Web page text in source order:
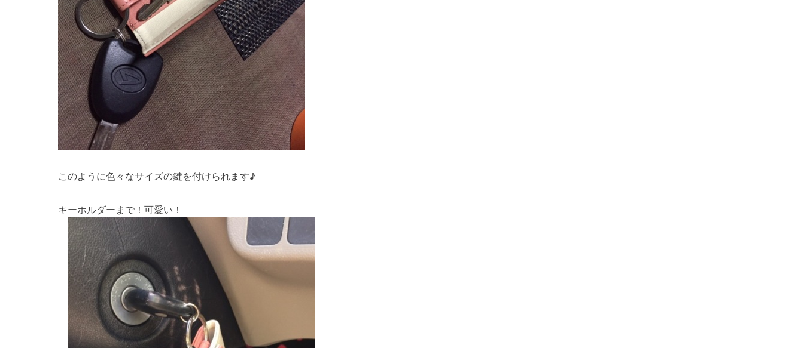
このように色々なサイズの鍵を付けられます♪
キーホルダーまで！可愛い！